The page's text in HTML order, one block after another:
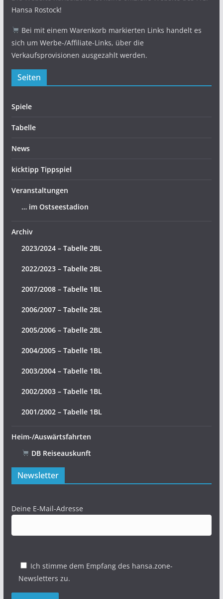
Hansa Rostock!
Bei mit einem Warenkorb markierten Links handelt es
sich um Werbe-/Affiliate-Links, über die
Verkaufsprovisionen ausgezahlt werden.
Seiten
Spiele
Tabelle
News
kicktipp Tippspiel
Veranstaltungen
… im Ostseestadion
Archiv
2023/2024 – Tabelle 2BL
2022/2023 – Tabelle 2BL
2007/2008 – Tabelle 1BL
2006/2007 – Tabelle 2BL
2005/2006 – Tabelle 2BL
2004/2005 – Tabelle 1BL
2003/2004 – Tabelle 1BL
2002/2003 – Tabelle 1BL
2001/2002 – Tabelle 1BL
Heim-/Auswärtsfahrten
DB Reiseauskunft
Newsletter
Deine E-Mail-Adresse
Ich stimme dem Empfang des hansa.zone-
Newsletters zu.